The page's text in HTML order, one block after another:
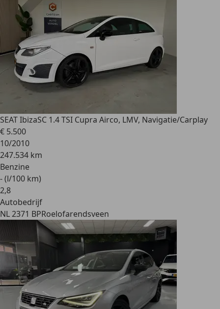
SEAT IbizaSC 1.4 TSI Cupra Airco, LMV, Navigatie/Carplay
€ 5.500
10/2010
247.534 km
Benzine
- (l/100 km)
2,8
Autobedrijf
NL 2371 BPRoelofarendsveen